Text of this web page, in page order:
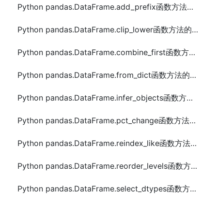
Python pandas.DataFrame.add_prefix函数方法的使用
Python pandas.DataFrame.clip_lower函数方法的使用
Python pandas.DataFrame.combine_first函数方法的使用
Python pandas.DataFrame.from_dict函数方法的使用
Python pandas.DataFrame.infer_objects函数方法的使用
Python pandas.DataFrame.pct_change函数方法的使用
Python pandas.DataFrame.reindex_like函数方法的使用
Python pandas.DataFrame.reorder_levels函数方法的使用
Python pandas.DataFrame.select_dtypes函数方法的使用